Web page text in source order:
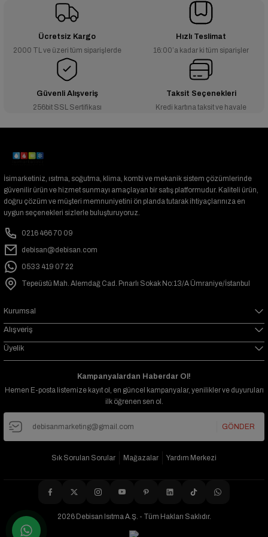
Ücretsiz Kargo
2000 TL ve üzeri tüm siparişlerde
Hızlı Teslimat
16:00’a kadar ki tüm siparişler
Güvenli Alışveriş
256bit SSL Sertifikası
Taksit Seçenekleri
Kredi kartına taksit ve havale
İsimarketiniz, ısıtma, soğutma, klima, kombi ve mekanik sistem çözümlerinde
güvenilir ürün ve hizmet sunmayı amaçlayan bir satış platformudur. Kaliteli ürün,
doğru çözüm ve müşteri memnuniyetini ön planda tutarak ihtiyaçlarınıza en
uygun seçenekleri sizlerle buluşturuyoruz.
0216 466 70 09
debisan@debisan.com
0533 419 07 22
Tepeüstü Mah. Alemdağ Cad. Pınarlı Sokak No:13/A Ümraniye/İstanbul
Kurumsal
Alışveriş
Üyelik
Kampanyalardan Haberdar Ol!
Hemen E-posta listemize kayıt ol, en güncel kampanyalar, yenilikler ve duyuruları
ilk öğrenen sen ol.
GÖNDER
Sık Sorulan Sorular Mağazalar Yardım Merkezi
2026 Debisan Isıtma A.Ş. - Tüm Hakları Saklıdır.